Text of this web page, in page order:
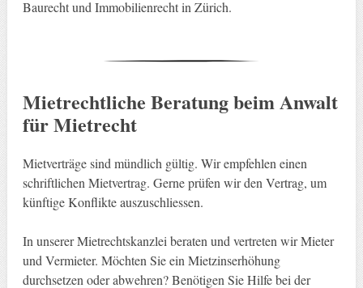
Baurecht und Immobilienrecht in Zürich.
Mietrechtliche Beratung beim Anwalt
für Mietrecht
Mietverträge sind mündlich gültig. Wir empfehlen einen
schriftlichen Mietvertrag. Gerne prüfen wir den Vertrag, um
künftige Konflikte auszuschliessen.
In unserer Mietrechtskanzlei beraten und vertreten wir Mieter
und Vermieter. Möchten Sie ein Mietzinserhöhung
durchsetzen oder abwehren? Benötigen Sie Hilfe bei der